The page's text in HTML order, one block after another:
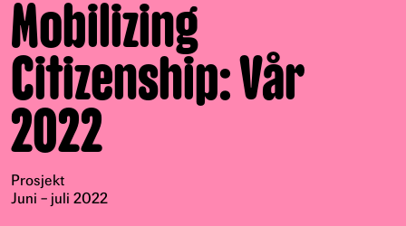
Mobilizing
Citizenship: Vår
2022
Prosjekt
Juni – juli 2022